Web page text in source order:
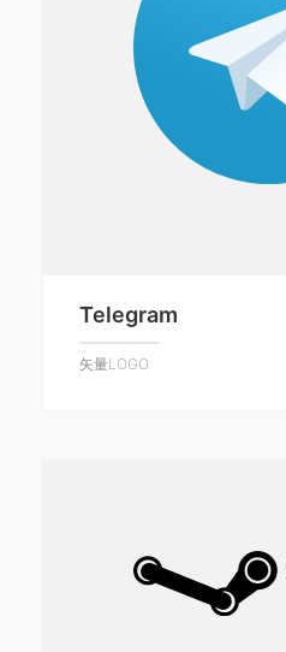
Telegram
矢量LOGO